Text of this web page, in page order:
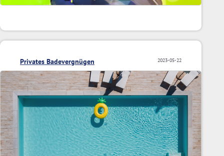
2023-05-22
Privates Badevergnügen